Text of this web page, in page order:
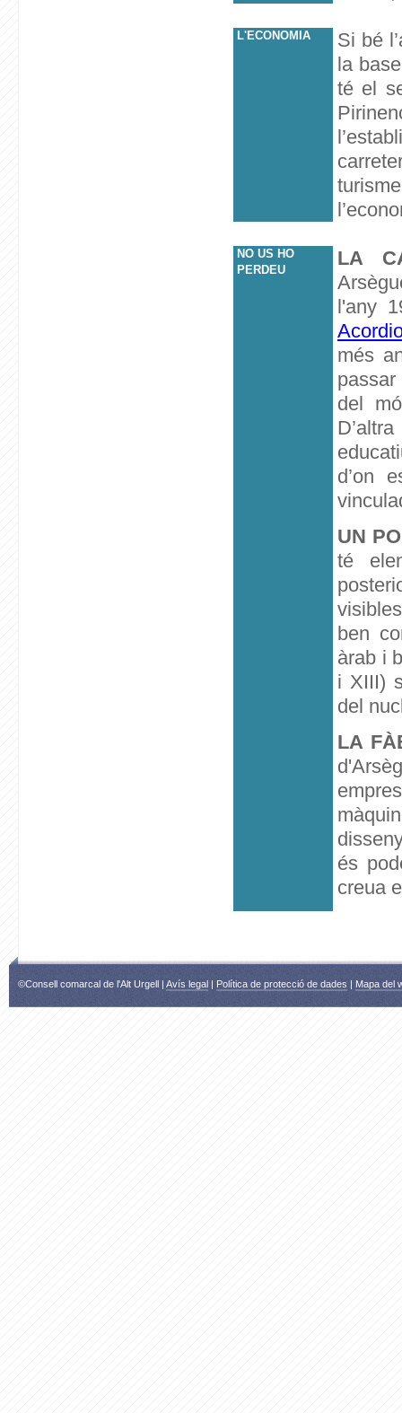
L'ECONOMIA
Si bé
la
té el
NO US HO
PERDEU
LA
l'any
més
del
d’on
UN
té
ben
àrab i
i XIII)
del
LA
és
creua
©Consell comarcal de l'Alt Urgell | Avís legal | Política de protecció de dades | Mapa del